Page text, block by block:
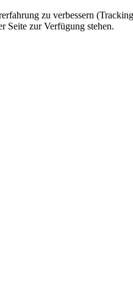
zu verbessern
Seite zur Verfügung stehen.